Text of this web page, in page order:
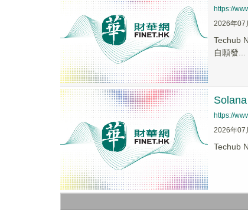
https://
2026年07
Techub
自願發...
https://
2026年07
Techub